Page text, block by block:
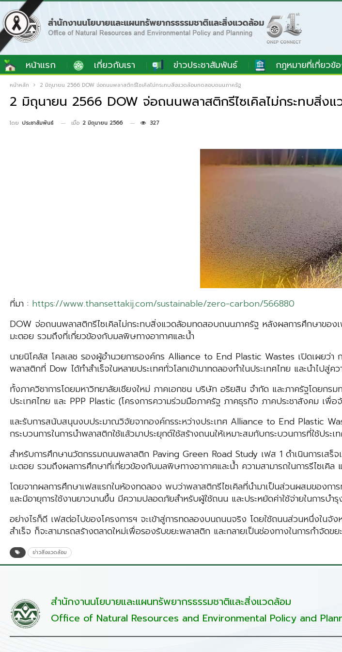
หน้าแรก เกี่ยวกับเรา ข่าวประชาสัมพันธ์ กฎหมายที่เกี่ยวข้
หน้าหลัก 2 มิถุนายน 2566 DOW จ่อถนนพลาสติกรีไซเคิลไม่กระทบสิ่งแวดล้อมทดสอบถนนภาครัฐ
2 มิถุนายน 2566 DOW จ่อถนนพลาสติกรีไซเคิลไม่กระทบสิ่ง
โดย ประชาสัมพันธ์ เมื่อ 2 มิถุนายน 2566 327
ที่มา : https://www.thansettakij.com/sustainable/zero-carbon/566880
DOW จ่อถนนพลาสติกรีไซเคิลไม่กระทบสิ่งแวดล้อมทดสอบถนนภาครัฐ หลังผลการศึกษาขอ
มะตอย รวมถึงที่เกี่ยวข้องกับมลพิษทางอากาศและน้ำ
นายนิโคลัส โคลเลช รองผู้อำนวยการองค์กร Alliance to End Plastic Wastes เปิดเผยว่า
พลาสติกที่ Dow ได้ทำสำเร็จในหลายประเทศทั่วโลกเข้ามาทดลองทำในประเทศไทย และนำไป
ทั้งภาควิชาการโดยมหาวิทยาลัยเชียงใหม่ ภาคเอกชน บริษัท อริยสิน จำกัด และภาครัฐโดยก
ประเทศไทย และ PPP Plastic (โครงการความร่วมมือภาครัฐ ภาคธุรกิจ ภาคประชาสังคม เพื่
และรับการสนับสนุนงบประมาณวิจัยจากองค์กรระหว่างประเทศ Alliance to End Plastic
กระบวนการในการนำพลาสติกใช้แล้วมาประยุกต์ใช้สร้างถนนให้เหมาะสมกับกระบวนการที่ใช้ป
สำหรับการศึกษานวัตกรรมถนนพลาสติก Paving Green Road Study เฟส 1 ดำเนินการเสร็
มะตอย รวมถึงผลการศึกษาที่เกี่ยวข้องกับมลพิษทางอากาศและน้ำ ความสามารถในการรีไซเคิ
โดยจากผลการศึกษาเฟสแรกในห้องทดลอง พบว่าพลาสติกรีไซเคิลที่นำมาเป็นส่วนผสมขอ
และมีอายุการใช้งานยาวนานขึ้น มีความปลอดภัยสำหรับผู้ใช้ถนน และประหยัดค่าใช้จ่ายในการบำ
อย่างไรก็ดี เฟสต่อไปของโครงการฯ จะเข้าสู่การทดลองบนถนนจริง โดยใช้ถนนส่วนหนึ่งในจั
สำเร็จ ก็จะสามารถสร้างตลาดใหม่เพื่อรองรับขยะพลาสติก และกลายเป็นช่องทางในการกำจัด
ข่าวสิ่งแวดล้อม
สำนักงานนโยบายและแผนทรัพยากรธรรมชาติและสิ่งแวดล้อม
Office of Natural Resources and Environmental Policy and